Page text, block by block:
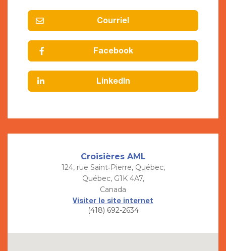
Courriel
Facebook
LinkedIn
Croisières AML
124, rue Saint‑Pierre, Québec,
Québec, G1K 4A7,
Canada
Visiter le site internet
(418) 692-2634